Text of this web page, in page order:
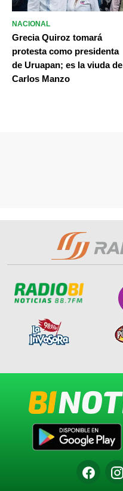
NACIONAL
Grecia Quiroz tomará
protesta como presidenta
de Uruapan; es la viuda de
Carlos Manzo